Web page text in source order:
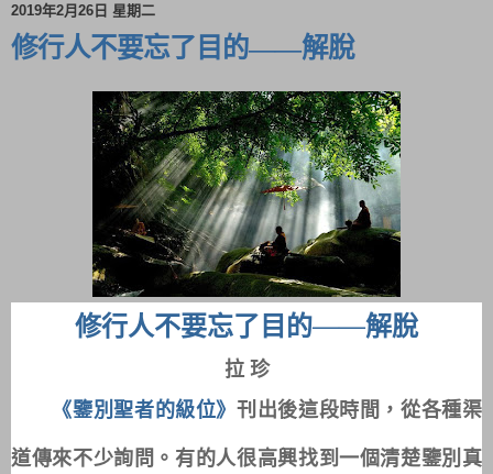
2019年2月26日 星期二
修行人不要忘了目的——解脫
修行人不要忘了目的——解脫
拉 珍
《鑒別聖者的級位》刊出後這段時間，從各種渠
道傳來不少詢問。有的人很高興找到一個清楚鑒別真